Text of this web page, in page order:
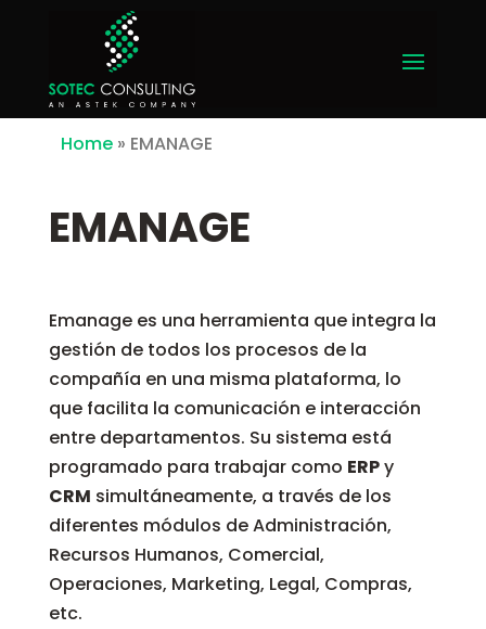
Home » EMANAGE
EMANAGE
Emanage es una herramienta que integra la
gestión de todos los procesos de la
compañía en una misma plataforma, lo
que facilita la comunicación e interacción
entre departamentos. Su sistema está
programado para trabajar como ERPy
CRM simultáneamente, a través de los
diferentes módulos de Administración,
Recursos Humanos, Comercial,
Operaciones, Marketing, Legal, Compras,
etc.